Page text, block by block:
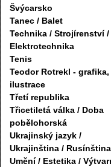
Švýcarsko
Tanec / Balet
Technika / Strojírenství /
Elektrotechnika
Tenis
Teodor Rotrekl - grafika,
ilustrace
Třetí republika
Třicetiletá válka / Doba
pobělohorská
Ukrajinský jazyk /
Ukrajinština / Rusínština
Umění / Estetika /